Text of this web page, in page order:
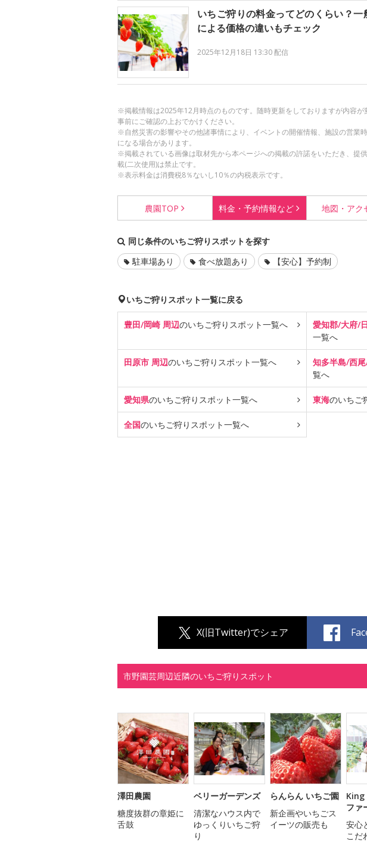
いちご狩りの料金ってどのくらい？
による価格の違いもチェック
2025年12月18日 13:30 配信
※掲載情報は2025年12月時点のものです。随時更新をしておりますが内容が
事前にご確認の上おでかけください。
※自然災害の影響やその他諸事情により、イベントの開催情報、施設の営業
になる場合があります。
※掲載されている画像は取材先から本ページへの掲載の許諾をいただき、提
載(二次使用)は禁止です。
※表示料金は消費税8％ないし10％の内税表示です。
農園TOP 料金・予約情報など 地図・ アク
同じ条件のいちご狩りスポットを探す
駐車場あり
食べ放題あり 【安心】予約制
いちご狩りスポット一覧に戻る
豊田/岡崎 周辺のいちご狩り スポット一覧へ 愛知郡/大府/
一覧へ
田原市 周辺のいちご狩り スポット一覧へ 知多半島/西
覧へ
愛知県のいちご狩り スポット一覧へ 東海のいちご
全国のいちご狩り スポット一覧へ
X(旧Twitter)でシェア
市野園芸周辺近隣のいちご狩りスポット
澤田農園
糖度抜群の章姫に
舌鼓
ベリーガーデンズ
清潔なハウス内で
ゆっくりいちご狩
り
らんらん いちご園
新企画やいちごス
イーツの販売も
King
ファ
安心
こだ